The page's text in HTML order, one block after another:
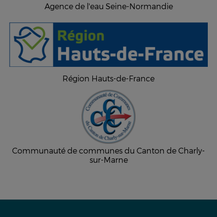
Agence de l'eau Seine-Normandie
Région Hauts-de-France
Communauté de communes du Canton de Charly-
sur-Marne